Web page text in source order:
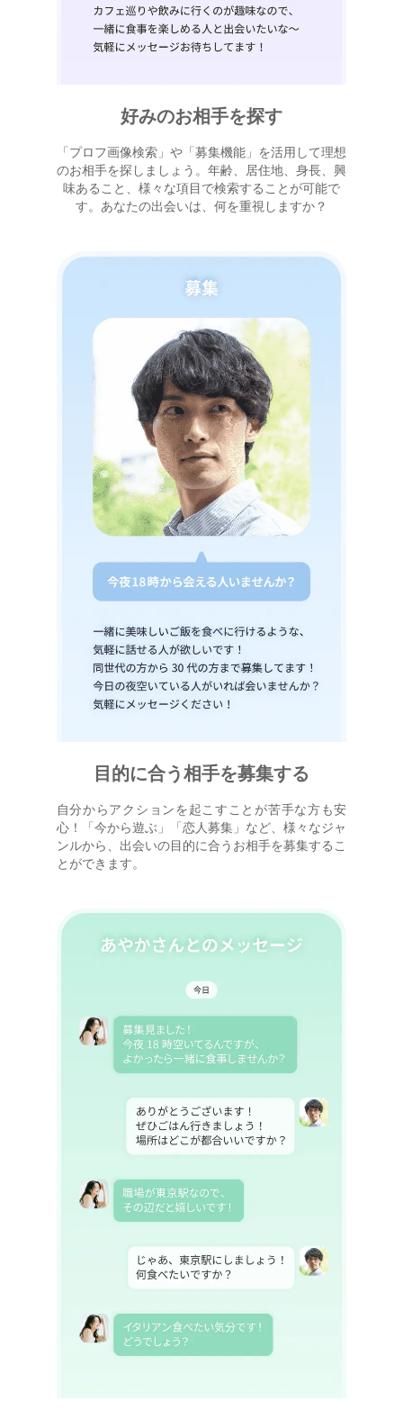
好みのお相手を探す
「プロフ画像検索」や「募集機能」を活用して理想
のお相手を探しましょう。年齢、居住地、身長、興
味あること、様々な項目で検索することが可能で
す。あなたの出会いは、何を重視しますか？
目的に合う相手を募集する
自分からアクションを起こすことが苦手な方も安
心！「今から遊ぶ」「恋人募集」など、様々なジャ
ンルから、出会いの目的に合うお相手を募集するこ
とができます。